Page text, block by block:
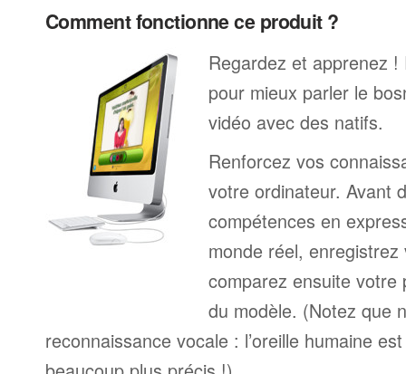
Comment fonctionne ce produit ?
Regardez et apprenez
pour mieux parler le
vidéo avec des natifs.
Renforcez vos
votre ordinateur. Avant
compétences en
monde réel,
comparez ensuite votre
du modèle. (Notez que
reconnaissance vocale : l’oreille humaine